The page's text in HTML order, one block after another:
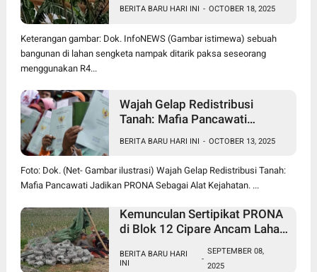
Pancawati Bogor, Kasusnya
Jadi Sorotan Publik
BERITA BARU HARI INI - OCTOBER 18, 2025
Keterangan gambar: Dok. InfoNEWS (Gambar istimewa) sebuah
bangunan di lahan sengketa nampak ditarik paksa seseorang
menggunakan R4...
Wajah Gelap Redistribusi
Tanah: Mafia Pancawati
Kejahatan
BERITA BARU HARI INI - OCTOBER 13, 2025
Foto: Dok. (Net- Gambar ilustrasi) Wajah Gelap Redistribusi Tanah:
Mafia Pancawati Jadikan PRONA Sebagai Alat Kejahatan. ...
Kemunculan Sertipikat PRONA
di Blok 12 Cipare Ancam Lahan
Cacat Hukum
BERITA BARU HARI
INI
-
SEPTEMBER 08,
2025